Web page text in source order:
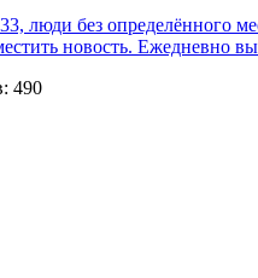
люди без определённого
новость. Ежедневно
490